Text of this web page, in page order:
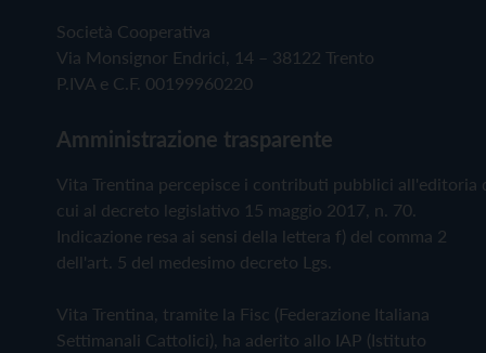
Società Cooperativa
Via Monsignor Endrici, 14 – 38122 Trento
P.IVA e C.F. 00199960220
Amministrazione trasparente
Vita Trentina percepisce i contributi pubblici all'editoria
cui al decreto legislativo 15 maggio 2017, n. 70.
Indicazione resa ai sensi della lettera f) del comma 2
dell'art. 5 del medesimo decreto Lgs.
Vita Trentina, tramite la Fisc (Federazione Italiana
Settimanali Cattolici), ha aderito allo IAP (Istituto